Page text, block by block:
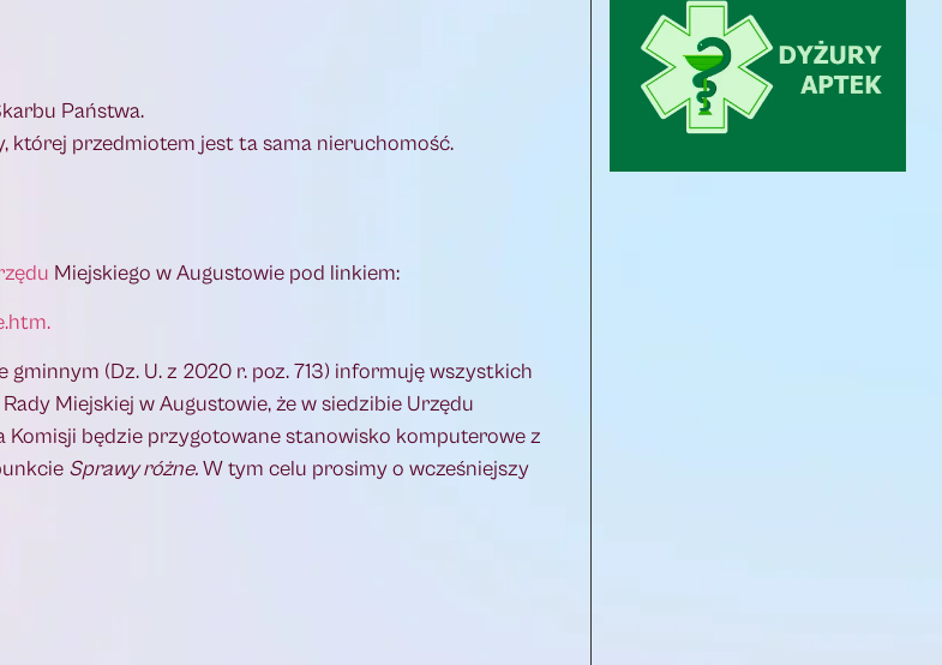
Państwa.
której przedmiotem jest ta sama nieruchomość.
Miejskiego w Augustowie pod linkiem:
(Dz. U. z 2020 r. poz. 713) informuję wszystkich
Miejskiej w Augustowie, że w siedzibie Urzędu
będzie przygotowane stanowisko komputerowe z
Sprawy różne.W tym celu prosimy o wcześniejszy